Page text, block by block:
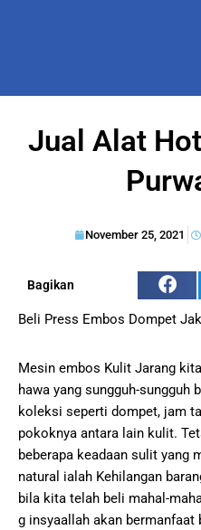
Jual Alat
November 25, 2021
Bagikan
Beli Press Embos Dompet
Mesin embos Kulit Jarang
hawa yang sungguh-sungguh
koleksi seperti dompet, jam
pokoknya antara lain kulit.
beberapa keadaan sulit yang
natural ialah Kehilangan
bila kita telah beli mahal-
g insyaallah akan bermanfaat